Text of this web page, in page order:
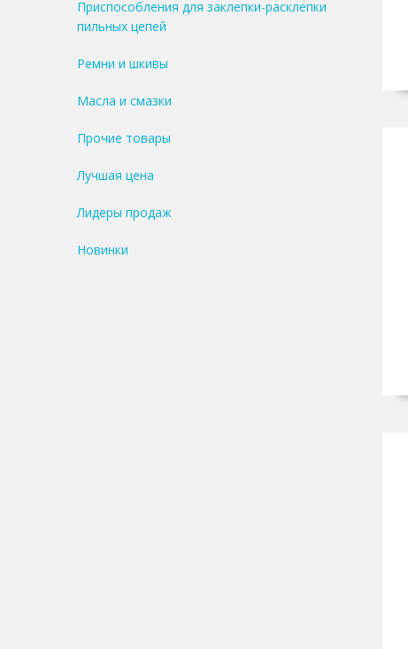
Приспособления для заклепки-расклепки
пильных цепей
Ремни и шкивы
Масла и смазки
Прочие товары
Лучшая цена
Лидеры продаж
Новинки